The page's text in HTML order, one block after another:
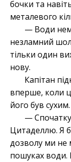
бочки та
металевого
— Води
незламний
тільки один
нову.
Капітан
вперше, коли
його був сухим.
—
Цитаделлю. Я
дозволу ми не
пошуках води.